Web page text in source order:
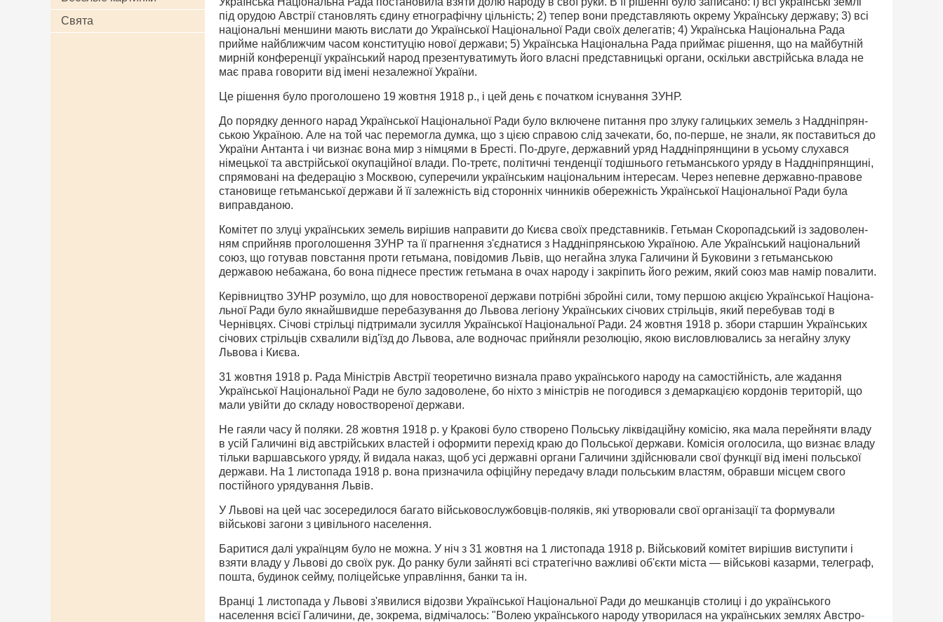
Свята
під орудою Австрії становлять єдину етнографічну цільність; 2) тепер вони представляють окрему Українську державу; 3) всі
національні меншини мають вислати до Української Національної Ради своїх делегатів; 4) Українська Національна Рада
прийме найближчим часом конституцію нової держави; 5) Українська Національна Рада приймає рішення, що на майбутній
мирній конференції українсь­кий народ презентуватимуть його власні представницькі органи, оскільки австрійська влада не
має права говорити від імені незале­жної України.
Це рішення було проголошено 19 жовтня 1918 p., і цей день є початком існування ЗУНР.
До порядку денного нарад Української Національної Ради було включене питання про злуку галицьких земель з Наддніпрян­
ською Україною. Але на той час перемогла думка, що з цією справою слід зачекати, бо, по-перше, не знали, як поставиться до
України Антанта і чи визнає вона мир з німцями в Бресті. По-друге, державний уряд Наддніпрянщини в усьому слухався
німецької та австрійської окупаційної влади. По-третє, політичні тенденції тоді­шнього гетьманського уряду в Наддніпрянщині,
спрямовані на федерацію з Москвою, суперечили українським національним інте­ресам. Через непевне державно-правове
становище гетьманської держави й її залежність від сторонніх чинників обережність Украї­нської Національної Ради була
виправданою.
Комітет по злуці українських земель вирішив направити до Києва своїх представників. Гетьман Скоропадський із задоволен­
ням сприйняв прого­лошення ЗУНР та її прагнення з'єднатися з Наддніпрянською Україною. Але Український національний
союз, що готував повстання проти гетьмана, повідомив Львів, що негайна злука Галичини й Буковини з гетьманською
державою небажана, бо вона піднесе престиж гетьмана в очах народу і закріпить його режим, який союз мав намір повалити.
Керівництво ЗУНР розуміло, що для новоствореної держави потрібні збройні сили, тому першою акцією Української Націона­
льної Ради було якнайшвидше перебазування до Львова легіону Українських січових стрільців, який перебував тоді в
Чернівцях. Січові стрільці підтримали зусилля Української Національної Ради. 24 жовтня 1918 p. збори старшин Українських
січових стрільців схвалили від'їзд до Львова, але водночас прийняли резолюцію, якою висловлювались за негайну злуку
Львова і Києва.
31 жовтня 1918 p. Рада Міністрів Австрії теоретично визнала право українського народу на самостійність, але жадання
Українсь­кої Національної Ради не було задоволене, бо ніхто з міністрів не погодився з демаркацією кордонів територій, що
мали увійти до складу новоствореної держави.
Не гаяли часу й поляки. 28 жовтня 1918 р. у Кракові було створено Польську ліквідаційну комісію, яка мала перейняти владу
в усій Галичині від австрійських властей і оформити перехід краю до Польської держави. Комісія оголосила, що визнає владу
тільки варшавського уряду, й видала наказ, щоб усі державні органи Галичини здійснювали свої функції від імені польської
держави. На 1 листопада 1918 p. вона призначила офіційну передачу влади польським властям, обравши місцем свого
постійного урядування Львів.
У Львові на цей час зосередилося багато військовослужбовців-поляків, які утворювали свої організації та формували
військові загони з цивільного населення.
Баритися далі українцям було не можна. У ніч з 31 жовтня на 1 листопада 1918 p. Військовий комітет вирішив виступити і
взяти владу у Львові до своїх рук. До ранку були зайняті всі стратегічно важливі об'єкти міста — військові казарми, телеграф,
пошта, буди­нок сейму, поліцейське управління, банки та ін.
Вранці 1 листопада у Львові з'явилися відозви Української Національної Ради до мешканців столиці і до українського
населен­ня всієї Галичини, де, зокрема, відмічалось: "Волею українського народу утворилася на українських землях Австро-